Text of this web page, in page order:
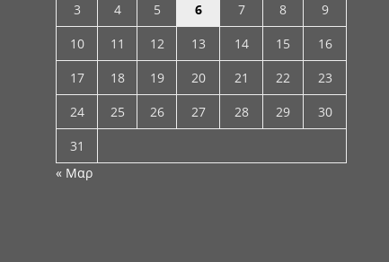
3
4 5 6 7 8
9
10
11 12 13 14 15
16
17
18 19 20 21 22
23
24
25 26 27 28 29
30
31
« Μαρ